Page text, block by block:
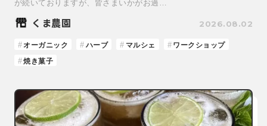
が続いておりますが、皆さまいかがお過…
くま農園 2026.08.02
オーガニック ハーブ マルシェ
ワークショップ
焼き菓子